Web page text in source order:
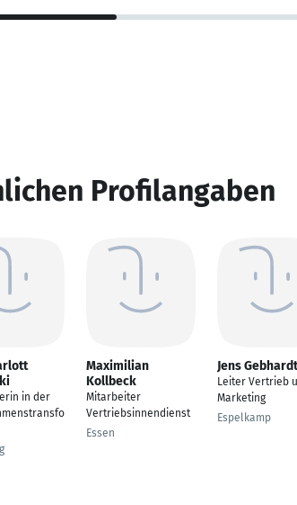
Profilangaben
in der
Maximilian
Kollbeck
Mitarbeiter
Vertriebsinnendienst
Essen
Jens Gebhardt
Leiter Vertrieb
Marketing
Espelkamp